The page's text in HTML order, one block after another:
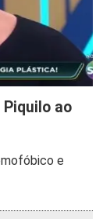
ao
e